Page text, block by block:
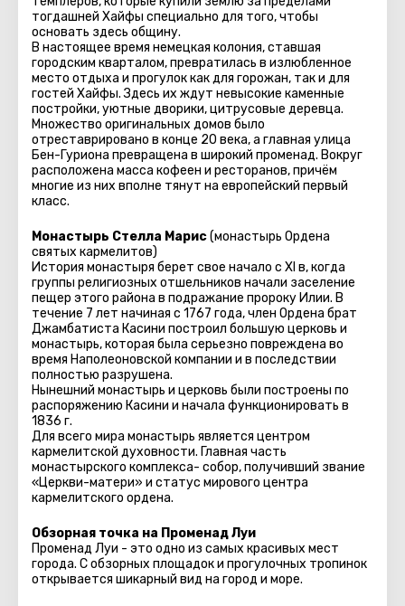
тогдашней Хайфы специально для того, чтобы
основать здесь общину.
В настоящее время немецкая колония, ставшая
городским кварталом, превратилась в излюбленное
место отдыха и прогулок как для горожан, так и для
гостей Хайфы. Здесь их ждут невысокие каменные
постройки, уютные дворики, цитрусовые деревца.
Множество оригинальных домов было
отреставрировано в конце 20 века, а главная улица
Бен-Гуриона превращена в широкий променад. Вокруг
расположена масса кофеен и ресторанов, причём
многие из них вполне тянут на европейский первый
класс.
Монастырь Стелла Марис(монастырь Ордена
святых кармелитов)
История монастыря берет свое начало с XI в, когда
группы религиозных отшельников начали заселение
пещер этого района в подражание пророку Илии. В
течение 7 лет начиная с 1767 года, член Ордена брат
Джамбатиста Касини построил большую церковь и
монастырь, которая была серьезно повреждена во
время Наполеоновской компании и в последствии
полностью разрушена.
Нынешний монастырь и церковь были построены по
распоряжению Касини и начала функционировать в
1836 г.
Для всего мира монастырь является центром
кармелитской духовности. Главная часть
монастырского комплекса- собор, получивший звание
«Церкви-матери» и статус мирового центра
кармелитского ордена.
Обзорная точка на Променад Луи
Променад Луи - это одно из самых красивых мест
города. С обзорных площадок и прогулочных тропинок
открывается шикарный вид на город и море.